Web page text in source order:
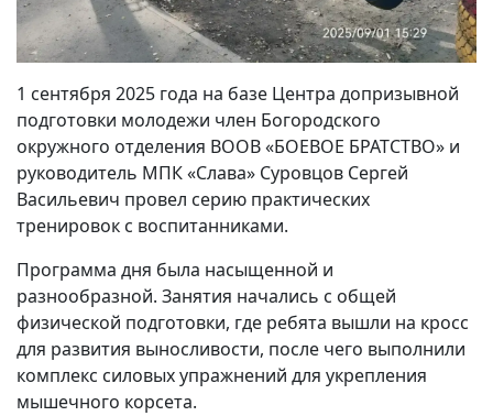
1 сентября 2025 года на базе Центра допризывной
подготовки молодежи член Богородского
окружного отделения ВООВ «БОЕВОЕ БРАТСТВО» и
руководитель МПК «Слава» Суровцов Сергей
Васильевич провел серию практических
тренировок с воспитанниками.
Программа дня была насыщенной и
разнообразной. Занятия начались с общей
физической подготовки, где ребята вышли на кросс
для развития выносливости, после чего выполнили
комплекс силовых упражнений для укрепления
мышечного корсета.